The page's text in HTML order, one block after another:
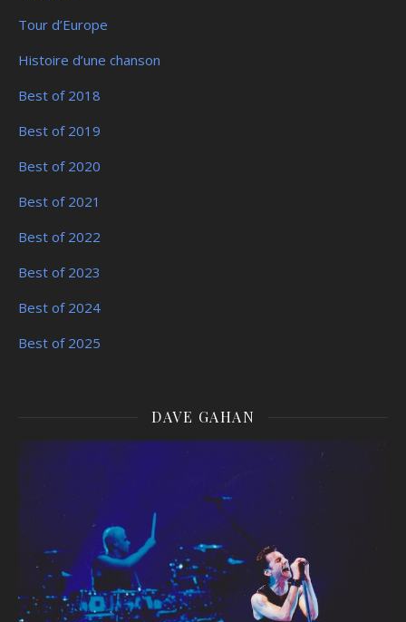
Tour d’Europe
Histoire d’une chanson
Best of 2018
Best of 2019
Best of 2020
Best of 2021
Best of 2022
Best of 2023
Best of 2024
Best of 2025
DAVE GAHAN